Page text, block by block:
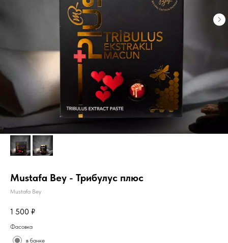
Mustafa Bey - Трибулус плюс
Mustafa Bey
1 500 ₽
Фасовка
в банке